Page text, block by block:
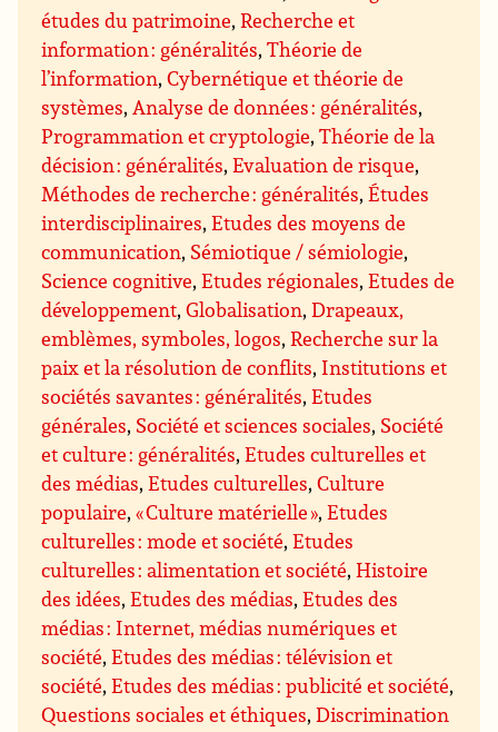
études du patrimoine,Recherche et
information : généralités,Théorie de
l’information,Cybernétique et théorie de
systèmes,Analyse de données : généralités,
Programmation et cryptologie,Théorie de la
décision : généralités,Evaluation de risque,
Méthodes de recherche : généralités,Études
interdisciplinaires,Etudes des moyens de
communication, Sémiotique / sémiologie,
Science cognitive,Etudes régionales,Etudes de
développement,Globalisation,Drapeaux,
emblèmes, symboles, logos,Recherche sur la
paix et la résolution de conflits, Institutions et
sociétés savantes : généralités,Etudes
générales, Société et sciences sociales, Société
et culture : généralités,Etudes culturelles et
des médias,Etudes culturelles,Culture
populaire,« Culture matérielle »,Etudes
culturelles : mode et société,Etudes
culturelles : alimentation et société,Histoire
des idées,Etudes des médias,Etudes des
médias : Internet, médias numériques et
société,Etudes des médias : télévision et
société,Etudes des médias : publicité et société,
Questions sociales et éthiques,Discrimination